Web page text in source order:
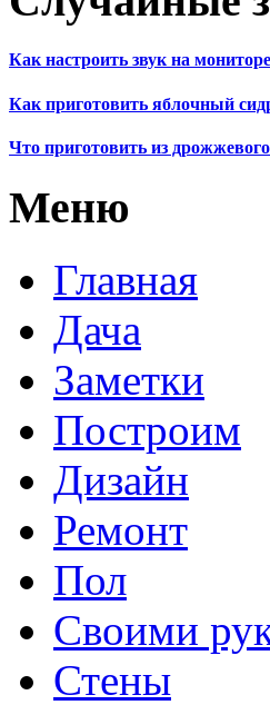
Как настроить звук на
Как приготовить яблочный
Что приготовить из
Меню
Главная
Дача
Заметки
Построим
Дизайн
Ремонт
Пол
Своими
Стены